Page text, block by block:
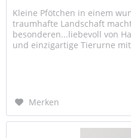
Kleine Pfötchen in einem
traumhafte Landschaft
besonderen...liebevoll von
und einzigartige Tierurne
Merken